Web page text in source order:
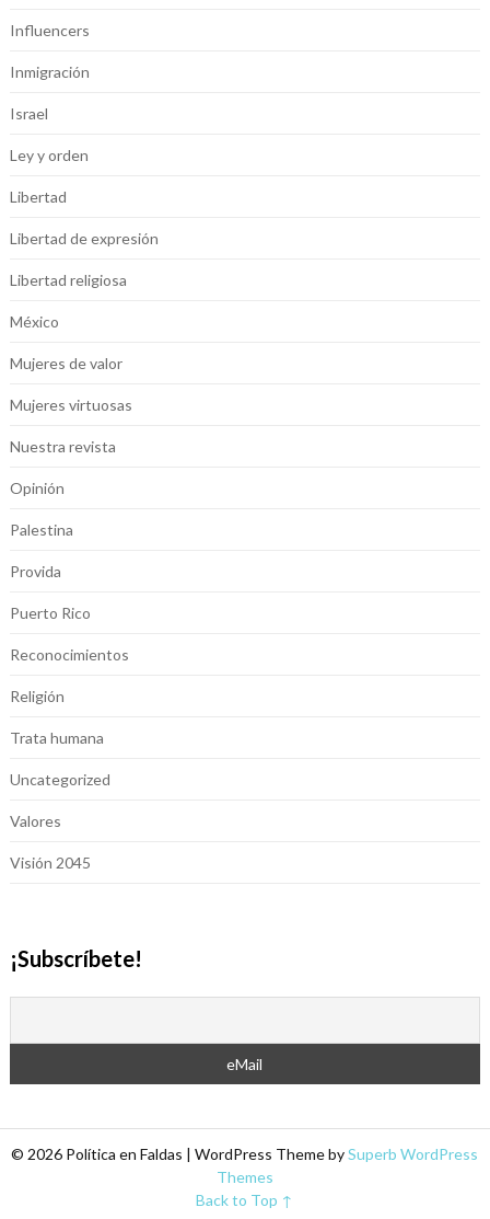
Influencers
Inmigración
Israel
Ley y orden
Libertad
Libertad de expresión
Libertad religiosa
México
Mujeres de valor
Mujeres virtuosas
Nuestra revista
Opinión
Palestina
Provida
Puerto Rico
Reconocimientos
Religión
Trata humana
Uncategorized
Valores
Visión 2045
¡Subscríbete!
© 2026 Política en Faldas | WordPress Theme bySuperb WordPress
Themes
Back to Top ↑